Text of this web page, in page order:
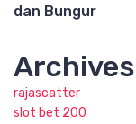
dan Bungur
Archives
rajascatter
slot bet 200